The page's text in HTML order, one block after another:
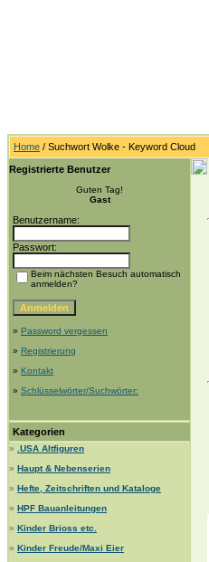
Home / Suchwort Wolke - Keyword Cloud
Registrierte Benutzer
Guten Tag!
Gast
Benutzername:
Passwort:
Beim nächsten Besuch automatisch
anmelden?
» Password vergessen
» Registrierung
» Kontakt
» Schlüsselwörter/Suchwörter:
Kategorien
»
.USA Altfiguren
» Haupt & Nebenserien
» Hefte, Zeitschriften und Kataloge
» HPF Bauanleitungen
» Kinder Brioss etc.
» Kinder Freude/Maxi Eier